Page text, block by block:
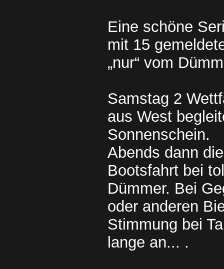
Eine schöne
mit 15
„nur“ vom
Samstag 2
aus West
Sonnenschein.
Abends dann
Bootsfahrt bei
Dümmer. Bei
oder anderen
Stimmung bei
lange an... .